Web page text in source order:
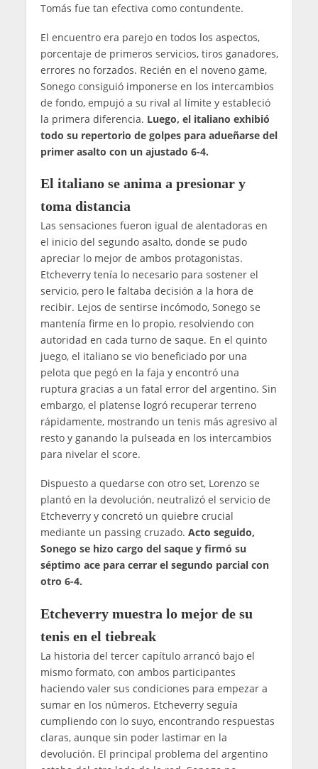
Tomás fue tan efectiva como contundente.
El encuentro era parejo en todos los aspectos,
porcentaje de primeros servicios, tiros ganadores,
errores no forzados. Recién en el noveno game,
Sonego consiguió imponerse en los intercambios
de fondo, empujó a su rival al límite y estableció
la primera diferencia. Luego, el italiano exhibió
todo su repertorio de golpes para adueñarse del
primer asalto con un ajustado 6-4.
El italiano se anima a presionar y
toma distancia
Las sensaciones fueron igual de alentadoras en
el inicio del segundo asalto, donde se pudo
apreciar lo mejor de ambos protagonistas.
Etcheverry tenía lo necesario para sostener el
servicio, pero le faltaba decisión a la hora de
recibir. Lejos de sentirse incómodo, Sonego se
mantenía firme en lo propio, resolviendo con
autoridad en cada turno de saque. En el quinto
juego, el italiano se vio beneficiado por una
pelota que pegó en la faja y encontró una
ruptura gracias a un fatal error del argentino. Sin
embargo, el platense logró recuperar terreno
rápidamente, mostrando un tenis más agresivo al
resto y ganando la pulseada en los intercambios
para nivelar el score.
Dispuesto a quedarse con otro set, Lorenzo se
plantó en la devolución, neutralizó el servicio de
Etcheverry y concretó un quiebre crucial
mediante un passing cruzado. Acto seguido,
Sonego se hizo cargo del saque y firmó su
séptimo ace para cerrar el segundo parcial con
otro 6-4.
Etcheverry muestra lo mejor de su
tenis en el tiebreak
La historia del tercer capítulo arrancó bajo el
mismo formato, con ambos participantes
haciendo valer sus condiciones para empezar a
sumar en los números. Etcheverry seguía
cumpliendo con lo suyo, encontrando respuestas
claras, aunque sin poder lastimar en la
devolución. El principal problema del argentino